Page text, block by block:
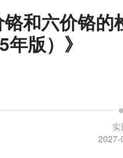
铬和六价铬
版）》
实
2027-